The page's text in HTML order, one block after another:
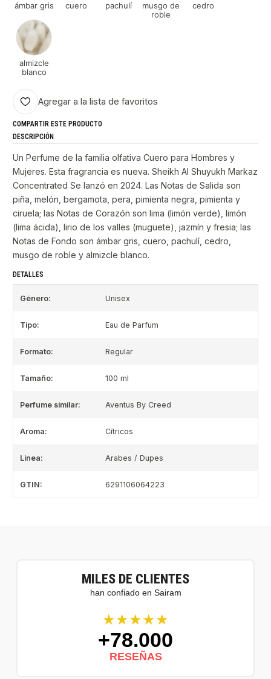
ámbar gris cuero pachulí
musgo de
roble
cedro
almizcle
blanco
Agregar a la lista de favoritos
COMPARTIR ESTE PRODUCTO
DESCRIPCIÓN
Un Perfume de la familia olfativa Cuero para Hombres y
Mujeres. Esta fragrancia es nueva. Sheikh Al Shuyukh Markaz
Concentrated Se lanzó en 2024. Las Notas de Salida son
piña, melón, bergamota, pera, pimienta negra, pimienta y
ciruela; las Notas de Corazón son lima (limón verde), limón
(lima ácida), lirio de los valles (muguete), jazmín y fresia; las
Notas de Fondo son ámbar gris, cuero, pachulí, cedro,
musgo de roble y almizcle blanco.
DETALLES
Género: Unisex
Tipo: Eau de Parfum
Formato: Regular
Tamaño: 100 ml
Perfume similar: Aventus By Creed
Aroma: Cítricos
Linea: Arabes / Dupes
GTIN: 6291106064223
MILES DE CLIENTES
han confiado en Sairam
★★★★★
+78.000
RESEÑAS